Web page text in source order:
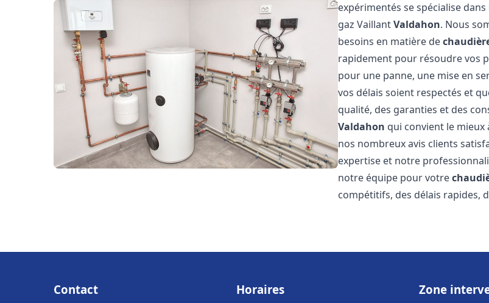
expérimentés se spécialise
gaz VaillantValdahon. Nous
besoins en matière de
rapidement pour résoudre vos
pour une panne, une mise en
vos délais soient respectés et
qualité, des garanties et des
Valdahon qui convient le mieux
nos nombreux avis clients
expertise et notre
notre équipe pour votre
compétitifs, des délais rapides,
Contact Horaires Zone